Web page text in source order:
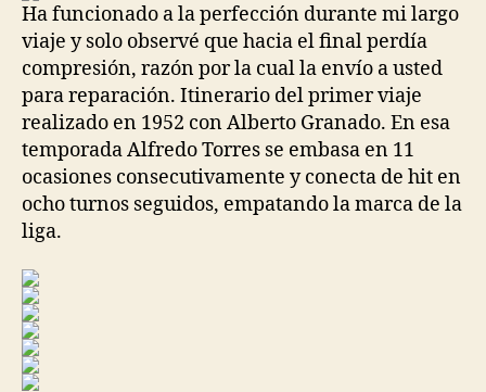
Ha funcionado a la perfección durante mi largo
viaje y solo observé que hacia el final perdía
compresión, razón por la cual la envío a usted
para reparación. Itinerario del primer viaje
realizado en 1952 con Alberto Granado. En esa
temporada Alfredo Torres se embasa en 11
ocasiones consecutivamente y conecta de hit en
ocho turnos seguidos, empatando la marca de la
liga.